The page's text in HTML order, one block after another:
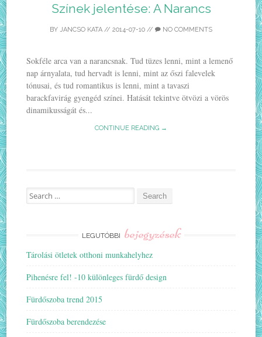
Színek jelentése: A Narancs
BY JANCSO KATA // 2014-07-10 // NO COMMENTS
Sokféle arca van a narancsnak. Tud tüzes lenni, mint a lemenő
nap árnyalata, tud hervadt is lenni, mint az őszi falevelek
tónusai, és tud romantikus is lenni, mint a tavaszi
barackfavirág gyengéd színei. Hatását tekintve ötvözi a vörös
dinamikusságát és...
CONTINUE READING →
Search
for:
LEGUTÓBBI bejegyzések
Tárolási ötletek otthoni munkahelyhez
Pihenésre fel! -10 különleges fürdő design
Fürdőszoba trend 2015
Fürdőszoba berendezése